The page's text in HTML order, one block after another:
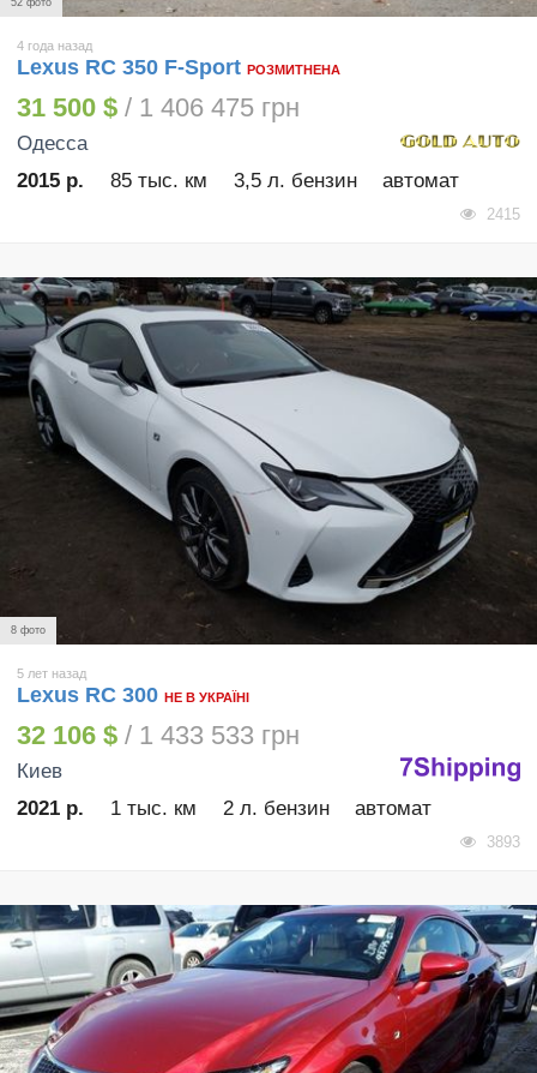
52 фото
4 года назад
Lexus RC 350 F-Sport РОЗМИТНЕНА
31 500 $ / 1 406 475 грн
Одесса
2015 р.
85 тыс. км 3,5 л. бензин автомат
2415
8 фото
5 лет назад
Lexus RC 300 НЕ В УКРАЇНІ
32 106 $ / 1 433 533 грн
Киев
2021 р.
1 тыс. км 2 л. бензин автомат
3893